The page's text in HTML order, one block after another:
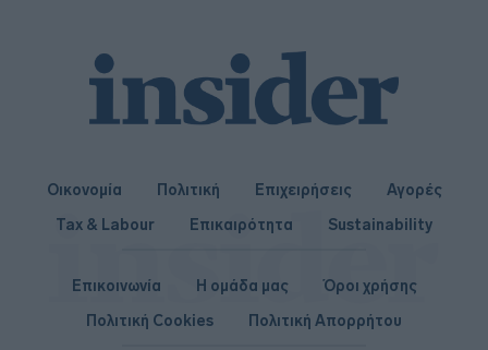
Οικονομία Πολιτική Επιχειρήσεις
Αγορές
Tax & Labour
Επικαιρότητα Sustainability
Επικοινωνία Η ομάδα μας
Όροι χρήσης
Πολιτική Cookies
Πολιτική Απορρήτου